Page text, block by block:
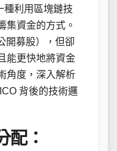
種利用區塊鏈技
集資金的方式。
開募股），但卻
能更快地將資金
角度，深入解析
背後的技術邏
配：